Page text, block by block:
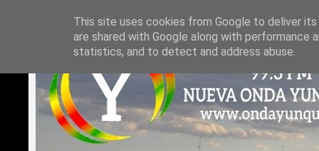
This site uses cookies from Google to deliver
are shared with Google along with
statistics, and to detect and address abuse.